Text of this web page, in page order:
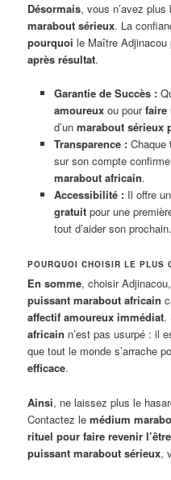
Désormais, vous n’avez
marabout sérieux. La
pourquoi le Maître
après résultat.
Garantie de Succès :
amoureuxou pourfaire
d’un marabout sérieux
Transparence :Chaque
sur son compte
marabout africain.
Accessibilité :Il offre
gratuitpour une
tout d’aider son prochain.
POURQUOI CHOISIR LE PLUS
En somme, choisir
puissant marabout africain
affectif amoureux immédiat.
africain n’est pas usurpé : il
que tout le monde s’arrache
efficace.
Ainsi, ne laissez plus le
Contactez lemédium
rituel pour faire revenir
puissant marabout sérieux,